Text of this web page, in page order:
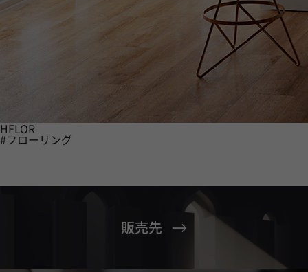
HFLOR
#フローリング
販売先